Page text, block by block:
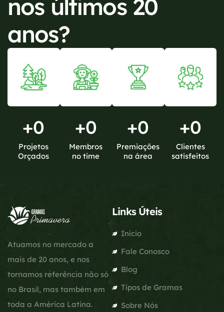
nos últimos 20
anos?
+0
Projetos
Orçados
+0
Membros
no time
+0
Premiações
na área
+0
Clientes
satisfeitos
Atuamos no mercado a
mais de 20 anos, e nos
tornamos referência não só
no Brasil, mas também em
toda a América Latina.
Links Úteis
Início
Fale Conosco
Blog
Tipos de Gramas
Sobre Nós